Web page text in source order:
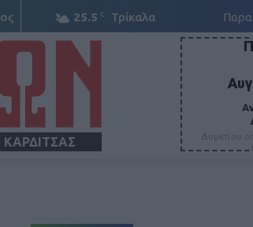
25.5 C Τρίκαλα
Δομετίου